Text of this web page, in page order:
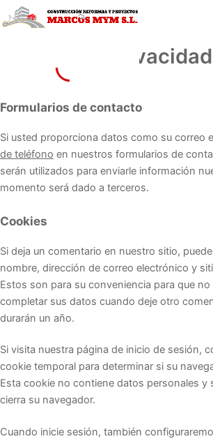
al
Política de privacidad
Formularios de contacto
Si usted proporciona datos como su correo
de teléfono en nuestros formularios de
serán utilizados para enviarle información
momento será dado a terceros.
Cookies
Si deja un comentario en nuestro sitio,
nombre, dirección de correo electrónico y
Estos son para su conveniencia para que
completar sus datos cuando deje otro
durarán un año.
Si visita nuestra página de inicio de sesión,
cookie temporal para determinar si su
Esta cookie no contiene datos personales y
cierra su navegador.
Cuando inicie sesión, también